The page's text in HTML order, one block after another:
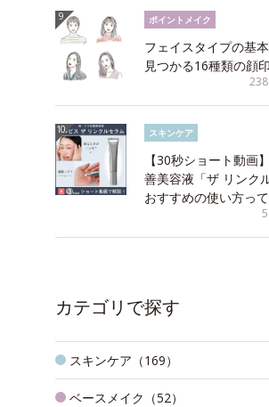
ポイントメイク
フェイスタイプの基
見つかる16種類の顔
スキンケア
【30秒ショート動画
善美容液「ザ リンク
おすすめの使い方っ
カテゴリで探す
スキンケア（169）
ベースメイク（52）